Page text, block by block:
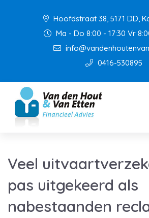
Hoofdstraat 38, 5171 DD,
Ma - Do 8:00 - 17:30 Vr
0416-530895
Veel
pas uitgekeerd als
nabestaanden